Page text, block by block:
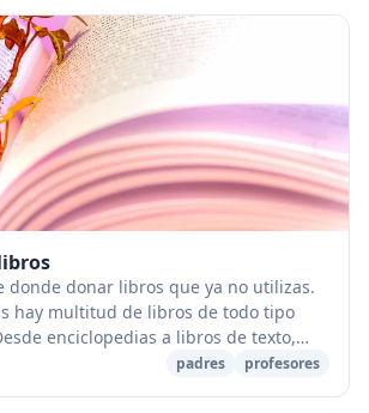
donde donar libros que ya no utilizas.
hay multitud de libros de todo tipo
enciclopedias a libros de texto,
cómics,eEtcétera. U...
padres profesores